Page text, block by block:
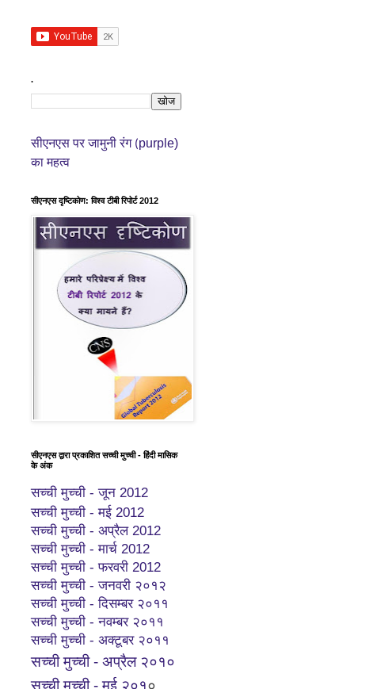
.
सीएनएस पर जामुनी रंग (purple)
का महत्व
सीएनएस दृष्टिकोण: विश्व टीबी रिपोर्ट 2012
सीएनएस द्वारा प्रकाशित सच्ची मुच्ची - हिंदी मासिक
के अंक
सच्ची मुच्ची - जून 2012
सच्ची मुच्ची - मई 2012
सच्ची मुच्ची - अप्रैल 2012
सच्ची मुच्ची - मार्च 2012
सच्ची मुच्ची - फरवरी 2012
सच्ची मुच्ची - जनवरी २०१२
सच्ची मुच्ची - दिसम्बर २०११
सच्ची मुच्ची - नवम्बर २०११
सच्ची मुच्ची - अक्टूबर २०११
सच्ची मुच्ची - अप्रैल २०१०
सच्ची मुच्ची - मई २०१०